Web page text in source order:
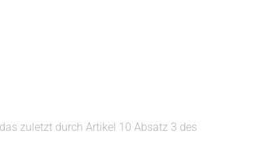
zuletzt durch Artikel 10 Absatz 3 des